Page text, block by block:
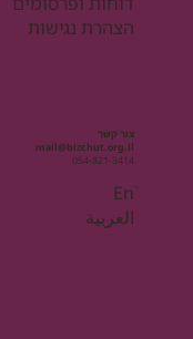
צור קשר
mail@bizchut.org.il
054-821-3414
Enֿ
العربية
הצהרת נגישות